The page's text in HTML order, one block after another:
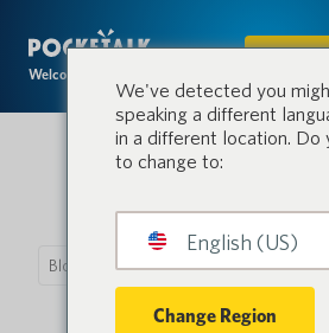
Welcome to the conversation.
IN
Pocketalk
We've detected you
speaking a different
in a different location. Do
to change to:
English (US)
Change Region